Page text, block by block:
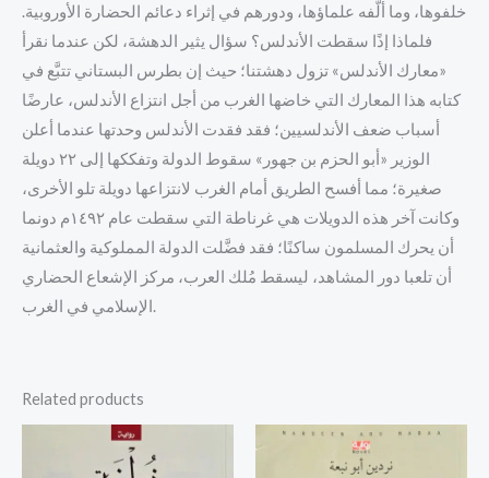
خلفوها، وما ألَّفه علماؤها، ودورهم في إثراء دعائم الحضارة الأوروبية.
فلماذا إذًا سقطت الأندلس؟ سؤال يثير الدهشة، لكن عندما نقرأ
«معارك الأندلس» تزول دهشتنا؛ حيث إن بطرس البستاني تتبَّع في
كتابه هذا المعارك التي خاضها الغرب من أجل انتزاع الأندلس، عارضًا
أسباب ضعف الأندلسيين؛ فقد فقدت الأندلس وحدتها عندما أعلن
الوزير «أبو الحزم بن جهور» سقوط الدولة وتفككها إلى ٢٢ دويلة
صغيرة؛ مما أفسح الطريق أمام الغرب لانتزاعها دويلة تلو الأخرى،
وكانت آخر هذه الدويلات هي غرناطة التي سقطت عام ١٤٩٢م دونما
أن يحرك المسلمون ساكنًا؛ فقد فضَّلت الدولة المملوكية والعثمانية
أن تلعبا دور المشاهد، ليسقط مُلك العرب، مركز الإشعاع الحضاري
الإسلامي في الغرب.
Related products